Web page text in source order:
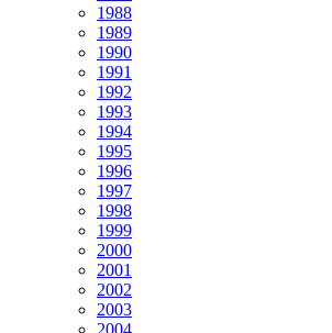
1988
1989
1990
1991
1992
1993
1994
1995
1996
1997
1998
1999
2000
2001
2002
2003
2004